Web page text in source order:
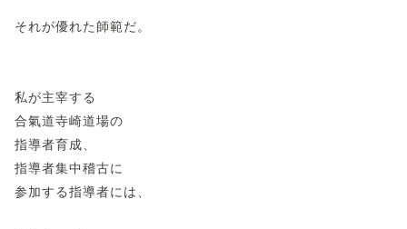
それが優れた師範だ。
私が主宰する
合氣道寺崎道場の
指導者育成、
指導者集中稽古に
参加する指導者には、